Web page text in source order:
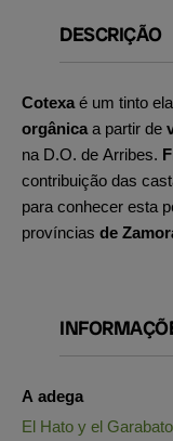
DESCRIÇÃO
Cotexa é um tinto
orgânica a partir de
na D.O. de Arribes.
contribuição das
para conhecer esta
províncias de
A adega
El Hato y el Garabato